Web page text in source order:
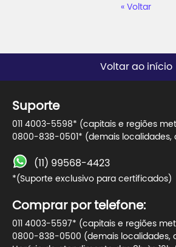
Voltar
Voltar ao início
Suporte
011 4003-5598* (capitais e regiões
0800-838-0501* (demais
(11) 99568-4423
*(Suporte exclusivo para certificados)
Comprar por telefone:
011 4003-5597* (capitais e regiões
0800-838-0500 (demais localidades,